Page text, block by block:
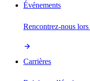
Événements
Rencontrez-nous lors
Carrières